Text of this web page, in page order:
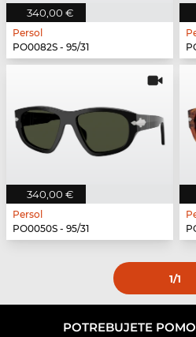
340,00 €
Persol
PO0082S - 95/31
340,00 €
Persol
PO0050S - 95/31
1/1
POTREBUJETE